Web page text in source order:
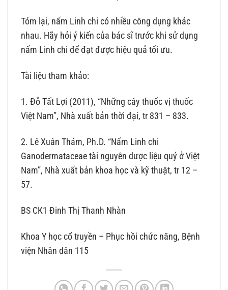
Tóm lại, nấm Linh chi có nhiều công dụng khác
nhau. Hãy hỏi ý kiến của bác sĩ trước khi sử dụng
nấm Linh chi để đạt được hiệu quả tối ưu.
Tài liệu tham khảo:
1. Đỗ Tất Lợi (2011), “Những cây thuốc vị thuốc
Việt Nam”, Nhà xuất bản thời đại, tr 831 – 833.
2. Lê Xuân Thám, Ph.D. “Nấm Linh chi
Ganodermataceae tài nguyên dược liệu quý ở Việt
Nam”, Nhà xuất bản khoa học và kỹ thuật, tr 12 –
57.
BS CK1 Đinh Thị Thanh Nhàn
Khoa Y học cổ truyền – Phục hồi chức năng, Bệnh
viện Nhân dân 115